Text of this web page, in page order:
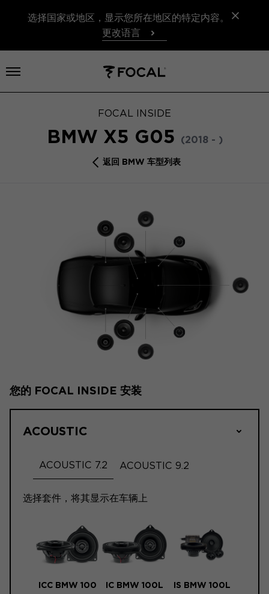
选择国家或地区，显示您所在地区的特定内容。
更改语言
打开菜单
FOCAL INSIDE
BMW X5 G05 (2018 - )
返回 BMW 车型列表
您的 FOCAL INSIDE 安装
ACOUSTIC
ACOUSTIC 7.2 ACOUSTIC 9.2
选择套件，将其显示在车辆上
ICC BMW 100 IC BMW 100L IS BMW 100L